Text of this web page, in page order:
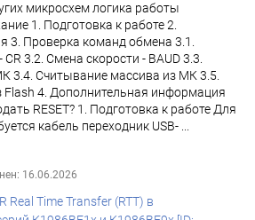
микросхем логика работы
1. Подготовка к работе 2.
3. Проверка команд обмена 3.1.
3.2. Смена скорости - BAUD 3.3.
3.4. Считывание массива из МК 3.5.
4. Дополнительная информация
RESET? 1. Подготовка к работе Для
кабель переходник USB- ...
16.06.2026
Real Time Transfer (RTT) в